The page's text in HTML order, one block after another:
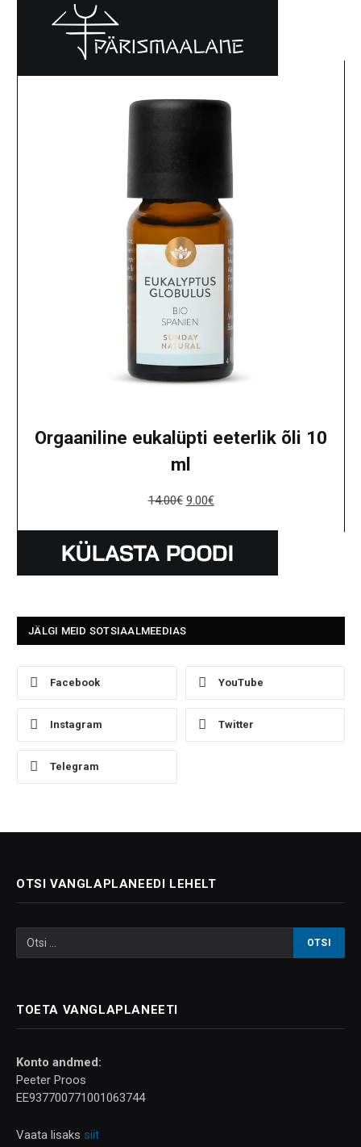
Orgaaniline eukalüpti eeterlik õli 10
ml
14.00€ 9.00€
JÄLGI MEID SOTSIAALMEEDIAS
Facebook YouTube
Instagram Twitter
Telegram
OTSI VANGLAPLANEEDI LEHELT
TOETA VANGLAPLANEETI
Konto andmed:
Peeter Proos
EE937700771001063744
Vaata lisaks siit